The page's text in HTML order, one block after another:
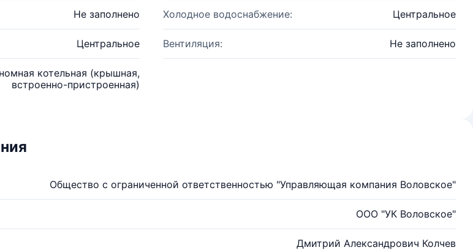
Не заполнено Холодное водоснабжение: Центральное
Центральное Вентиляция: Не заполнено
котельная (крышная,
встроенно-пристроенная)
Общество с ограниченной ответственностью "Управляющая компания Воловское"
ООО "УК Воловское"
Дмитрий Александрович Колчев